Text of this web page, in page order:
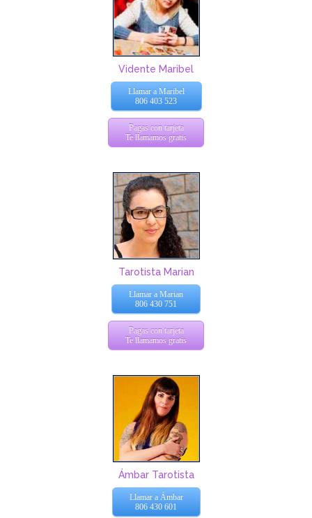
Vidente Maribel
Llamar a Maribel
806 403 523
Pagas con tarjeta
Te llamamos gratis
Tarotista Marian
Llamar a Marian
806 430 751
Pagas con tarjeta
Te llamamos gratis
Ámbar Tarotista
Llamar a Ámbar
806 430 601